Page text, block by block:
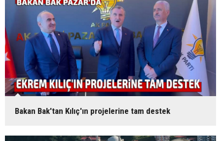
Bakan Bak'tan Kılıç'ın projelerine tam destek